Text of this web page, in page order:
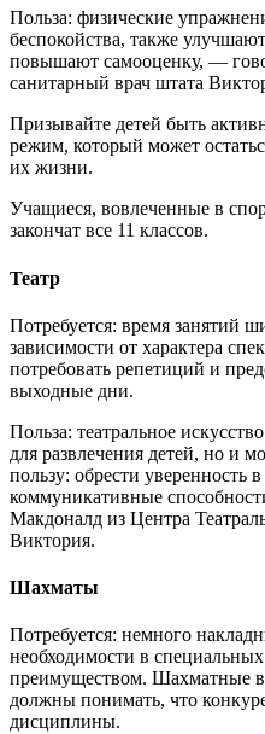
Польза: физические
беспокойства, также
повышают самооценку, —
санитарный врач штата
Призывайте детей быть
режим, который может
их жизни.
Учащиеся, вовлеченные в
закончат все 11 классов.
Театр
Потребуется: время занятий
зависимости от характера
потребовать репетиций и
выходные дни.
Польза: театральное
для развлечения детей, но и
пользу: обрести уверенность
коммуникативные
Макдоналд из Центра
Виктория.
Шахматы
Потребуется: немного
необходимости в
преимуществом. Шахматные
должны понимать, что
дисциплины.